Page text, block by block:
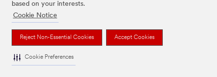
based on your interests.
Cookie Notice
Reject Non-Essential Cookies Accept Cookies
Cookie Preferences